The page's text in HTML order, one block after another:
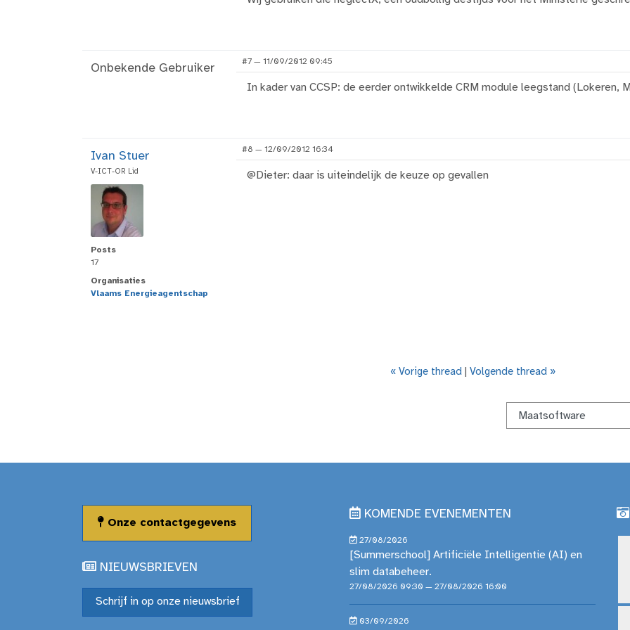
Onbekende Gebruiker
#7 — 11/09/2012 09:45
In kader van CCSP: de eerder ontwikkelde CRM module leegstand (Lokeren,
Ivan Stuer
V-ICT-OR Lid
Posts
17
Organisaties
Vlaams Energieagentschap
#8 — 12/09/2012 16:34
@Dieter: daar is uiteindelijk de keuze op gevallen
« Vorige thread| Volgende thread »
Onze contactgegevens
NIEUWSBRIEVEN
Schrijf in op onze nieuwsbrief
KOMENDE EVENEMENTEN
27/08/2026
[Summerschool] Artificiële Intelligentie (AI) en
slim databeheer.
27/08/2026 09:30 — 27/08/2026 16:00
03/09/2026